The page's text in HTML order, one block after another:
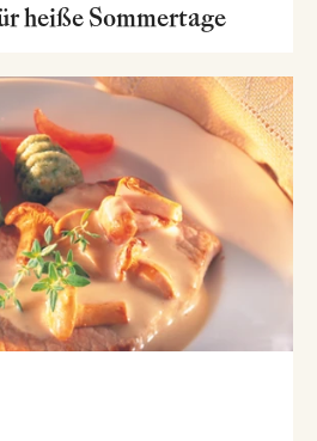
heiße Sommertage